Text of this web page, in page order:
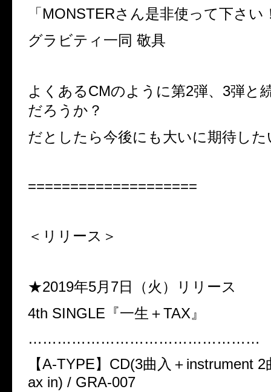
「 MONSTERさん是非使って下さい
グラビティ一同 敬具
よくあるCMのように第2弾、 3弾と
だろうか？
だとしたら今後にも大いに期待した
====================
＜リリース＞
★2019年5月7日（火）リリース
4th SINGLE 『一生＋TAX 』
…………………………………………
【A-TYPE】CD(3曲入＋instrument
ax in) / GRA-007